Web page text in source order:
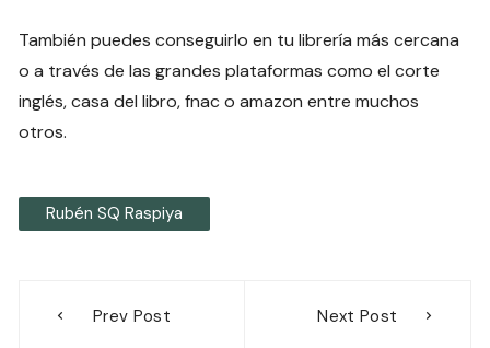
También puedes conseguirlo en tu librería más cercana
o a través de las grandes plataformas como el corte
inglés, casa del libro, fnac o amazon entre muchos
otros.
Rubén SQ Raspiya
Prev Post Next Post